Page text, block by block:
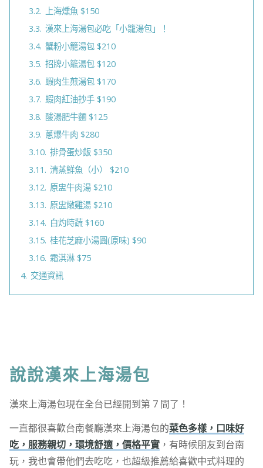
3.2.
上海燻魚 $150
3.3. 漢來上海湯包必吃「小籠湯包」！
3.4. 蟹粉小籠湯包 $210
3.5. 招牌小籠湯包 $120
3.6. 蝦肉生煎湯包 $170
3.7. 蝦肉紅油抄手 $190
3.8. 酸湯肥牛麵 $125
3.9. 蔥爆牛肉 $280
3.10. 排骨蛋炒飯 $350
3.11. 清蒸鮮魚（小） $210
3.12. 原盅牛肉湯 $210
3.13. 原盅燉雞湯 $210
3.14. 白灼時蔬 $160
3.15. 桂花芝麻小湯圓(原味) $90
3.16. 霜淇淋 $75
4. 交通資訊
說說漢來上海湯包
漢來上海湯包現在全台已經開到第 7 間了！
一直都很喜歡台南餐廳漢來上海湯包的菜色多樣，口味好
吃，服務親切，環境舒適，價格平實，有時候朋友到台南
玩，我也會帶他們去吃吃，也超級推薦給喜歡中式料理的